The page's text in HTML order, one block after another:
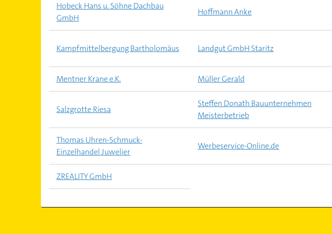
Hobeck Hans u. Söhne Dachbau
GmbH
Hoffmann Anke
Kampfmittelbergung Bartholomäus Landgut GmbH Staritz
Mentner Krane e.K. Müller Gerald
Salzgrotte Riesa
Steffen Donath Bauunternehmen
Meisterbetrieb
Thomas Uhren-Schmuck-
Einzelhandel Juwelier
Werbeservice-Online.de
ZREALITY GmbH